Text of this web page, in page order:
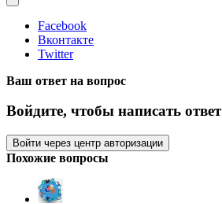
Facebook
Вконтакте
Twitter
Ваш ответ на вопрос
Войдите, чтобы написать ответ
Войти через центр авторизации
Похожие вопросы